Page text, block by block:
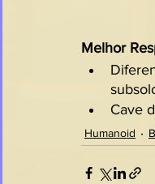
Melhor
Cave
Humanoid